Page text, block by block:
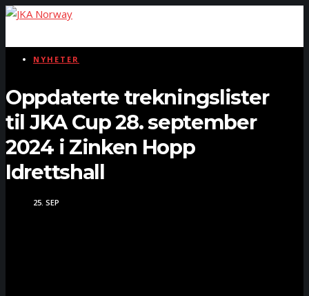
NYHETER
Oppdaterte trekningslister
til JKA Cup 28. september
2024 i Zinken Hopp
Idrettshall
25. SEP